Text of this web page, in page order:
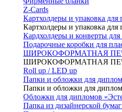
Z-Cards
Картхолдеры и упаковка для
Картхолдеры и упаковка для
Кардхолдеры и конверты для
Подарочные коробки для
ШИРОКОФОРМАТНАЯ
ШИРОКОФОРМАТНАЯ
Roll up / LED up
Папки и обложки для
Папки и обложки для
Обложки для дипломов
Папка из дизайнерской